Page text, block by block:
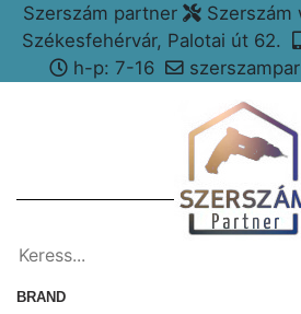
Szerszám partner Szerszám
Székesfehérvár, Palotai út 62.
h-p: 7-16
BRAND